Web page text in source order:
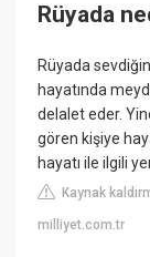
Rüyada
Rüyada
hayatında
delalet eder.
gören kişiye
hayatı ile ilgili
Kaynak
milliyet.com.tr